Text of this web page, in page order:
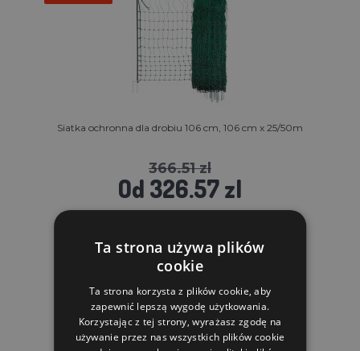
Siatka ochronna dla drobiu 106 cm, 106 cm x 25/50m
366.51 zl
Od 326.57 zl
DO KOSZYKA
Ta strona używa plików
cookie
Ta strona korzysta z plików cookie, aby
zapewnić lepszą wygodę użytkowania.
Korzystając z tej strony, wyrażasz zgodę na
używanie przez nas wszystkich plików cookie